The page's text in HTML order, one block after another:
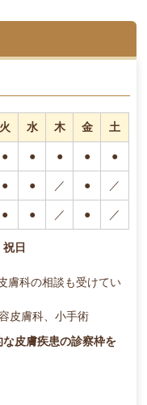
火 水 木 金 土
● ● ● ● ●
● ● ／ ● ／
● ● ／ ● ／
日
膚科の相談も受けてい
皮膚科、小手術
皮膚疾患の診察枠を